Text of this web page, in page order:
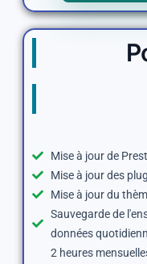
Mise à jour de
Mise à jour des
Mise à jour du
Sauvegarde de
données
2 heures